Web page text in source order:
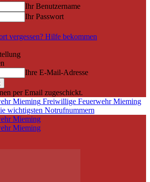
Ihr Benutzername
Ihr Passwort
vergessen? Hilfe bekommen
Ihre E-Mail-Adresse
per Email zugeschickt.
Freiwillige Feuerwehr Mieming